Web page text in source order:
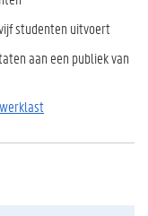
studenten uitvoert
aan een publiek van